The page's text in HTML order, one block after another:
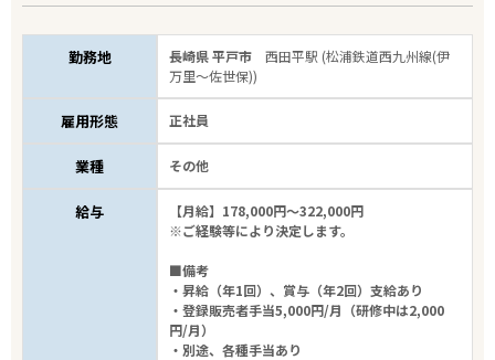
勤務地 長崎県 平戸市西田平駅 (松浦鉄道西九州線(伊
万里～佐世保))
雇用形態 正社員
業種 その他
給与
【月給】178,000円～322,000円
※ご経験等により決定します。
■備考
・昇給（年1回）、賞与（年2回）支給あり
・登録販売者手当5,000円/月（研修中は2,000
円/月）
・別途、各種手当あり